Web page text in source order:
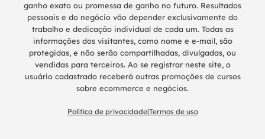
ganho exato ou promessa de ganho no futuro. Resultados
pessoais e do negócio vão depender exclusivamente do
trabalho e dedicação individual de cada um. Todas as
informações dos visitantes, como nome e e-mail, são
protegidas, e não serão compartilhadas, divulgadas, ou
vendidas para terceiros. Ao se registrar neste site, o
usuário cadastrado receberá outras promoções de cursos
sobre ecommerce e negócios.
Política de privacidade|Termos de uso